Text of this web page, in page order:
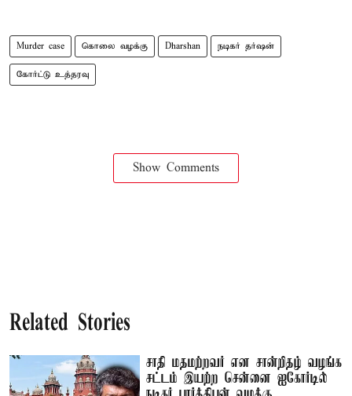
Murder case கொலை வழக்கு Dharshan நடிகர் தர்ஷன்
கோர்ட்டு உத்தரவு
Show Comments
Related Stories
சாதி மதமற்றவர் என சான்றிதழ் வழங்க
சட்டம் இயற்ற சென்னை ஐகோர்டில்